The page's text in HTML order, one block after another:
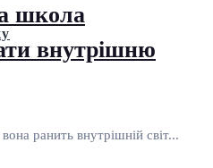
школа
внутрішню
ранить внутрішній світ...